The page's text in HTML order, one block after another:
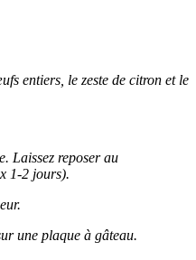
entiers, le zeste de citron et le
Laissez reposer au
1-2 jours).
une plaque à gâteau.